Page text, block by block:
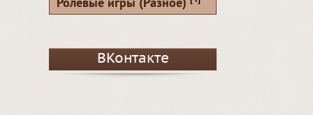
Ролевые игры (Разное)
ВКонтакте